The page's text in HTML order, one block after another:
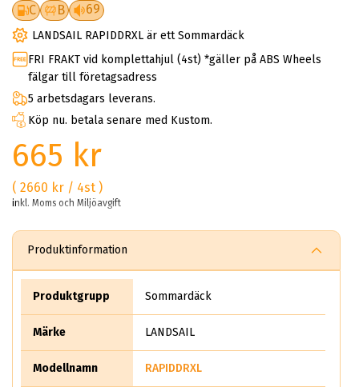
C B 69
LANDSAIL RAPIDDRXL är ett Sommardäck
FRI FRAKT vid komplettahjul (4st) *gäller på ABS Wheels
fälgar till företagsadress
5 arbetsdagars leverans.
Köp nu. betala senare med Kustom.
665 kr
( 2660 kr / 4st )
inkl. Moms och Miljöavgift
Produktinformation
Produktgrupp Sommardäck
Märke LANDSAIL
Modellnamn RAPIDDRXL